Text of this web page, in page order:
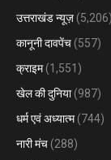
उत्तराखंड न्यूज़ (5,206)
कानूनी दावपेंच (557)
क्राइम(1,551)
खेल की दुनिया(987)
धर्म एवं अध्यात्म(744)
नारी मंच (288)